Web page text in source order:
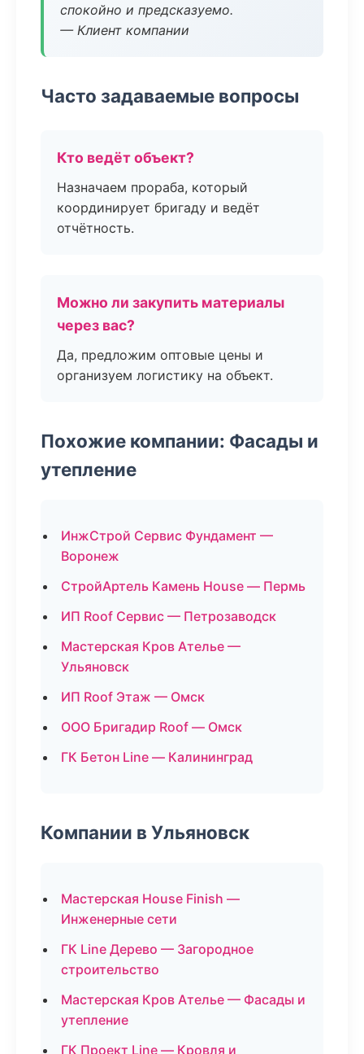
спокойно и предсказуемо.
— Клиент компании
Часто задаваемые вопросы
Кто ведёт объект?
Назначаем прораба, который
координирует бригаду и ведёт
отчётность.
Можно ли закупить материалы
через вас?
Да, предложим оптовые цены и
организуем логистику на объект.
Похожие компании: Фасады и
утепление
ИнжСтрой Сервис Фундамент —
Воронеж
СтройАртель Камень House — Пермь
ИП Roof Сервис — Петрозаводск
Мастерская Кров Ателье —
Ульяновск
ИП Roof Этаж — Омск
ООО Бригадир Roof — Омск
ГК Бетон Line — Калининград
Компании в Ульяновск
Мастерская House Finish —
Инженерные сети
ГК Line Дерево — Загородное
строительство
Мастерская Кров Ателье — Фасады и
утепление
ГК Проект Line — Кровля и